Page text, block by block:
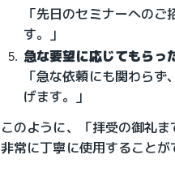
「先日のセミナーへの
す。」
急な要望に応じてもらっ
「急な依頼にも関わら
げます。」
このように、「拝受の御礼
非常に丁寧に使用することが